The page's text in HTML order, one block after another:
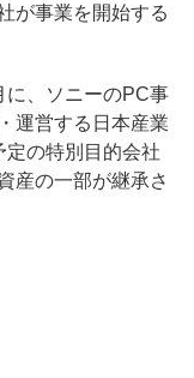
が事業を開始する
に、ソニーのPC事
運営する日本産業
の特別目的会社
産の一部が継承さ